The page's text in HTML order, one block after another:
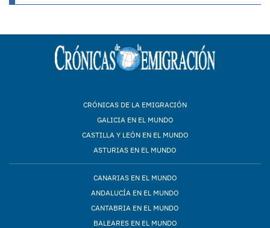
CRÓNICAS DE LA EMIGRACIÓN
GALICIA EN EL MUNDO
CASTILLA Y LEÓN EN EL MUNDO
ASTURIAS EN EL MUNDO
CANARIAS EN EL MUNDO
ANDALUCÍA EN EL MUNDO
CANTABRIA EN EL MUNDO
BALEARES EN EL MUNDO